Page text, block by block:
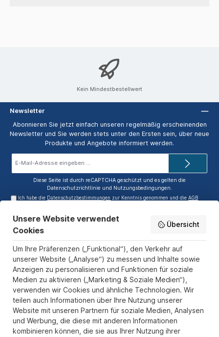
Kein Mindestbestellwert
Newsletter
Abonnieren Sie jetzt einfach unseren regelmäßig erscheinenden
Newsletter und Sie werden stets unter den Ersten sein, über neue
Produkte und Angebote informiert werden.
Diese Seite ist durch reCAPTCHA geschützt und es gelten die
Datenschutzrichtlinie und Nutzungsbedingungen.
Ich habe die Datenschutzbestimmungen zur Kenntnis genommen und dieAGB
Service-Hotline
Informationen
Zahlungs- und Versandarten
Sicher Einkaufen
Über uns
Der Pokal & Vereinsbedarf Onlineshop PokalExpress in Marl ist
Ihr Spezialist für Pokale, Medaillen und Trophäen aus Glas und
Resin, mit einem Fokus auf Säulenpokalen. Unser herausragender
Kundenservice zeichnet sich durch Schnelligkeit und
Unsere Website verwendet
Cookies
Übersicht
Um Ihre Präferenzen („Funktional“), den Verkehr auf
unserer Website („Analyse“) zu messen und Inhalte sowie
Anzeigen zu personalisieren und Funktionen für soziale
Medien zu aktivieren („Marketing & Soziale Medien“),
verwenden wir Cookies und ähnliche Technologien. Wir
teilen auch Informationen über Ihre Nutzung unserer
Website mit unseren Partnern für soziale Medien, Analysen
und Werbung, die diese mit anderen Informationen
kombinieren können, die sie aus Ihrer Nutzung ihrer